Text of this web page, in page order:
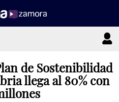
de Sostenibilidad
llega al 80% con